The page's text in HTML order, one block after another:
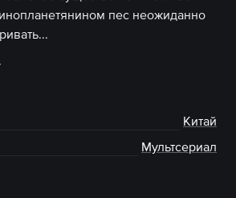
пес неожиданно
Китай
Мультсериал